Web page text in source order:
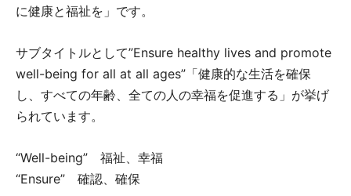
に健康と福祉を」です。
サブタイトルとして”Ensure healthy lives and promote
well-being for all at all ages”「健康的な生活を確保
し、すべての年齢、全ての人の幸福を促進する」が挙げ
られています。
“Well-being” 福祉、幸福
“Ensure” 確認、確保